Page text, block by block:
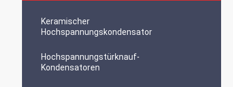
Keramischer
Hochspannungskondensator
Hochspannungstürknauf-
Kondensatoren